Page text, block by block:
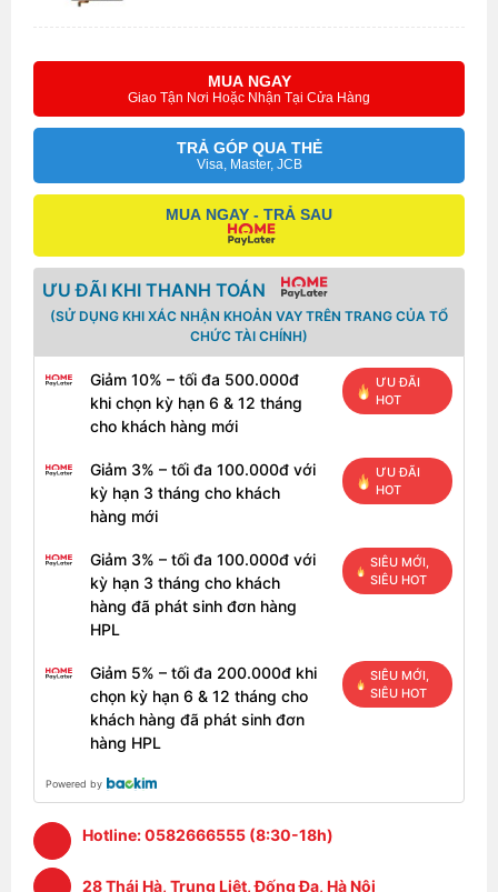
- Trường hợp không nhận bảo hành: màn không còn
nguyên vẹn, bị dính nước, không có hoặc rách tem
MUA NGAY
Giao Tận Nơi Hoặc Nhận Tại Cửa Hàng
TRẢ GÓP QUA THẺ
Visa, Master, JCB
MUA NGAY - TRẢ SAU
ƯU ĐÃI KHI THANH TOÁN
(SỬ DỤNG KHI XÁC NHẬN KHOẢN VAY TRÊN TRANG CỦA TỔ
CHỨC TÀI CHÍNH)
Giảm 10% – tối đa 500.000đ
khi chọn kỳ hạn 6 & 12 tháng
cho khách hàng mới
ƯU ĐÃI
HOT
Giảm 3% – tối đa 100.000đ với
kỳ hạn 3 tháng cho khách
hàng mới
ƯU ĐÃI
HOT
Giảm 3% – tối đa 100.000đ với
kỳ hạn 3 tháng cho khách
hàng đã phát sinh đơn hàng
HPL
SIÊU MỚI,
SIÊU HOT
Giảm 5% – tối đa 200.000đ khi
chọn kỳ hạn 6 & 12 tháng cho
khách hàng đã phát sinh đơn
hàng HPL
SIÊU MỚI,
SIÊU HOT
Powered by
Hotline:0582666555 (8:30-18h)
28 Thái Hà, Trung Liệt, Đống Đa, Hà Nội